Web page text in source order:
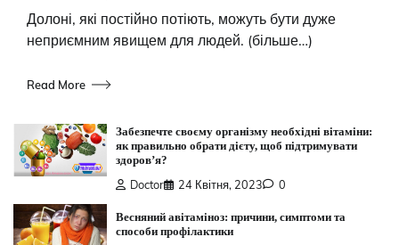
Долоні, які постійно потіють, можуть бути дуже
неприємним явищем для людей. (більше…)
Read More
Забезпечте своєму організму необхідні вітаміни:
як правильно обрати дієту, щоб підтримувати
здоров’я?
Doctor 24 Квітня, 2023 0
Весняний авітаміноз: причини, симптоми та
способи профілактики